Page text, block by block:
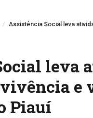
Assistência Social leva
leva
e
Piauí